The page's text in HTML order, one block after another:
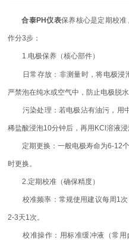
合泰PH仪表保养核心是定期校
作分3步：
1.电极保养（核心部件）
日常存放：非测量时，将电极浸
严禁泡在纯水或空气中，防止电极脱水
污染处理：若电极沾有油污，用
稀盐酸浸泡10分钟后，再用KCl溶液浸
定期更换：一般电极寿命为6-12个
时更换。
2.定期校准（确保精度）
校准频率：常规使用建议每周1次
2-3天1次。
校准操作：用标准缓冲液（常用